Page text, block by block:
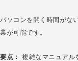
パソコンを開く時間がな
業が可能です。
要点：
複雑なマニュアル